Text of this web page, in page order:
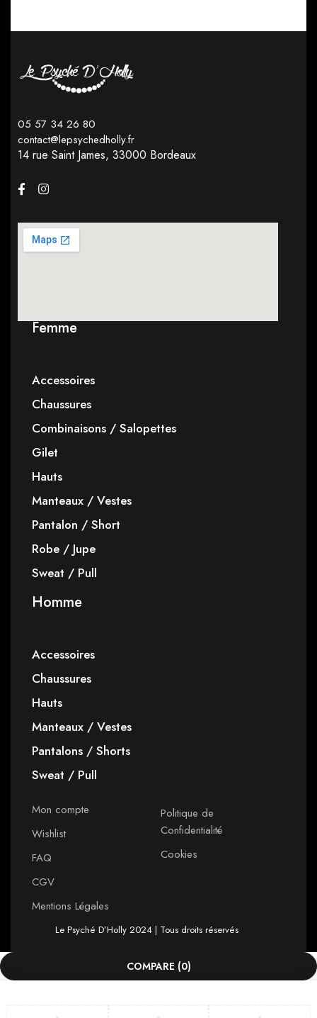
05 57 34 26 80
contact@lepsychedholly.fr
14 rue Saint James, 33000 Bordeaux
Femme
Accessoires
Chaussures
Combinaisons / Salopettes
Gilet
Hauts
Manteaux / Vestes
Pantalon / Short
Robe / Jupe
Sweat / Pull
Homme
Accessoires
Chaussures
Hauts
Manteaux / Vestes
Pantalons / Shorts
Sweat / Pull
Mon compte
Wishlist
FAQ
CGV
Mentions Légales
Politique de
Confidentialité
Cookies
Le Psyché D’Holly 2024 | Tous droits réservés
COMPARE (0)